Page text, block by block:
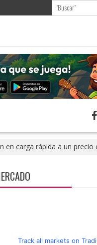
en carga rápida a un
Track all markets on